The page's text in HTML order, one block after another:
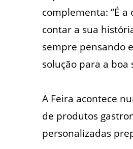
complementa: “É
contar a sua
sempre pensando
solução para a boa
A Feira acontece
de produtos
personalizadas